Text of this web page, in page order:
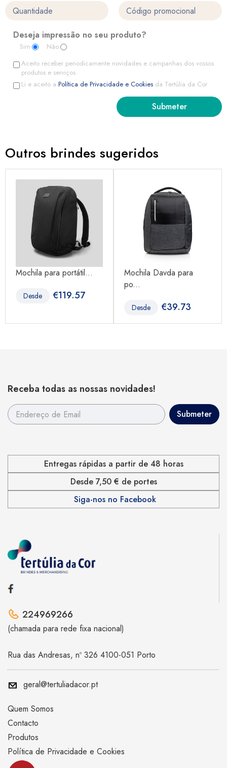
Deseja impressão no seu produto?
Sim
Não
Aceito receber periodicamente novidades e campanhas dos vossos
produtos e serviços.
Li e aceito a Política de Privacidade e Cookies da Tertúlia da Cor
Outros brindes sugeridos
Mochila para portátil...
Desde €119.57
Mochila Davda para
po...
Desde €39.73
Receba todas as nossas novidades!
Entregas rápidas a partir de 48 horas
Desde 7,50 € de portes
Siga-nos no Facebook
224969266
(chamada para rede fixa nacional)
Rua das Andresas, nº 326 4100-051 Porto
geral@tertuliadacor.pt
Quem Somos
Contacto
Produtos
Política de Privacidade e Cookies